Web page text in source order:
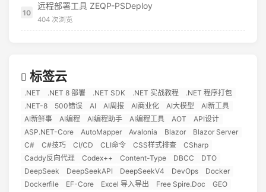
10
远程部署工具 ZEQP-PSDeploy
404 次浏览
标签云
.NET .NET 8 部署 .NET SDK .NET 实战教程
.NET 程序打包
.NET-8
500错误 AI AI周报 AI商业化 AI大模型
AI新工具
AI新鲜事
AI编程 AI编程助手 AI编程工具 AOT
API设计
ASP.NET-Core
AutoMapper Avalonia Blazor
Blazor Server
C#
C#技巧 CI/CD CLI命令 CSS样式排查
CSharp
Caddy反向代理
Codex++ Content-Type DBCC
DTO
DeepSeek
DeepSeekAPI DeepSeekV4 DevOps
Docker
Dockerfile
EF-Core Excel 导入导出 Free Spire.Doc
GEO